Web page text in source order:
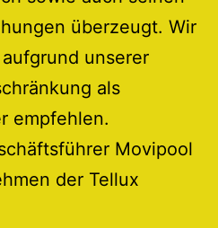
überzeugt. Wir
unserer
als
empfehlen.
Movipool
der Tellux